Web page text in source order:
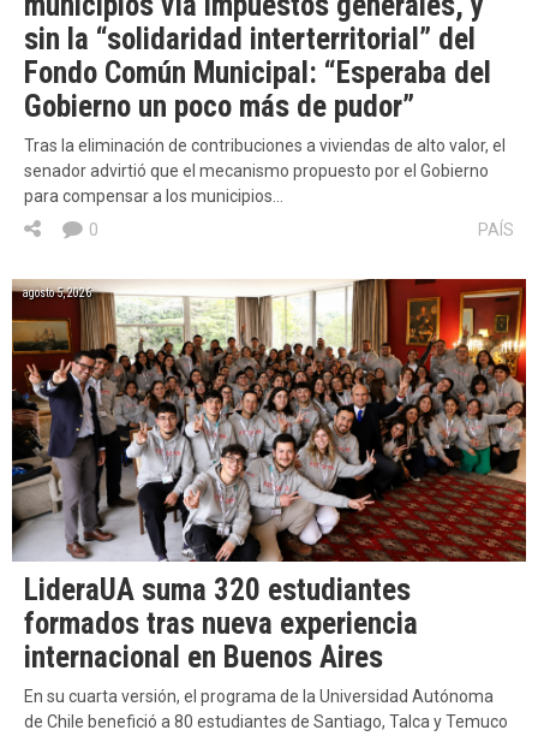
sin la “solidaridad interterritorial” del
Fondo Común Municipal: “Esperaba del
Gobierno un poco más de pudor”
Tras la eliminación de contribuciones a viviendas de alto valor, el
senador advirtió que el mecanismo propuesto por el Gobierno
para compensar a los municipios…
PAÍS
0
agosto 5, 2026
LideraUA suma 320 estudiantes
formados tras nueva experiencia
internacional en Buenos Aires
En su cuarta versión, el programa de la Universidad Autónoma
de Chile benefició a 80 estudiantes de Santiago, Talca y Temuco